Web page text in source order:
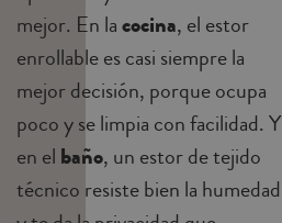
mejor. En lacocina, el estor
enrollable es casi siempre la
mejor decisión, porque ocupa
poco y se limpia con facilidad. Y
en el baño, un estor de tejido
técnico resiste bien la humedad